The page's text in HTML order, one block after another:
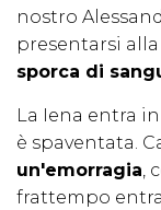
nostro
presentarsi
sporca di
La Iena entra
è spaventata.
un'emorragia,
frattempo